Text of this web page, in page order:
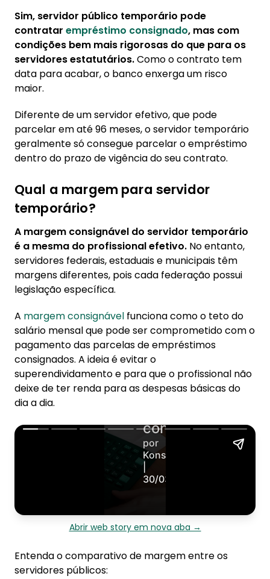
Sim, servidor público temporário pode
contratar empréstimo consignado, mas com
condições bem mais rigorosas do que para os
servidores estatutários.Como o contrato tem
data para acabar, o banco enxerga um risco
maior.
Diferente de um servidor efetivo, que pode
parcelar em até 96 meses, o servidor temporário
geralmente só consegue parcelar o empréstimo
dentro do prazo de vigência do seu contrato.
Qual a margem para servidor
temporário?
A margem consignável do servidor temporário
é a mesma do profissional efetivo. No entanto,
servidores federais, estaduais e municipais têm
margens diferentes, pois cada federação possui
legislação específica.
A margem consignável funciona como o teto do
salário mensal que pode ser comprometido com o
pagamento das parcelas de empréstimos
consignados. A ideia é evitar o
superendividamento e para que o profissional não
deixe de ter renda para as despesas básicas do
dia a dia.
Abrir web story em nova aba →
Entenda o comparativo de margem entre os
servidores públicos: